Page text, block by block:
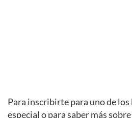
Para inscribirte para uno de los
especial o para saber más